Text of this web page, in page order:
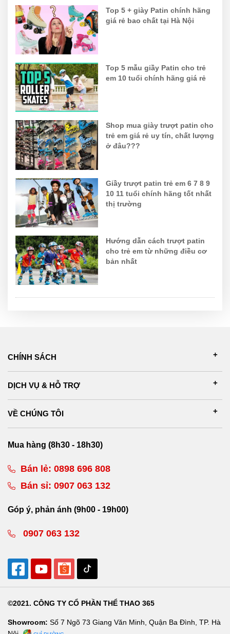
Top 5 + giày Patin chính hãng
giá rẻ bao chất tại Hà Nội
Top 5 mẫu giầy Patin cho trẻ
em 10 tuổi chính hãng giá rẻ
Shop mua giày trượt patin cho
trẻ em giá rẻ uy tín, chất lượng
ở đâu???
Giầy trượt patin trẻ em 6 7 8 9
10 11 tuổi chính hãng tốt nhất
thị trường
Hướng dẫn cách trượt patin
cho trẻ em từ những điều cơ
bản nhất
CHÍNH SÁCH
DỊCH VỤ & HỖ TRỢ
VỀ CHÚNG TÔI
Mua hàng (8h30 - 18h30)
Bán lẻ: 0898 696 808
Bán sỉ: 0907 063 132
Góp ý, phản ánh (9h00 - 19h00)
0907 063 132
©2021. CÔNG TY CỔ PHẦN THỂ THAO 365
Showroom: Số 7 Ngõ 73 Giang Văn Minh, Quận Ba Đình, TP. Hà